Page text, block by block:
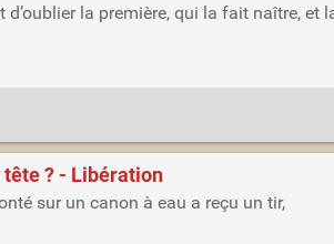
la première, qui la fait naître, et
tête ? - Libération
sur un canon à eau a reçu un tir,